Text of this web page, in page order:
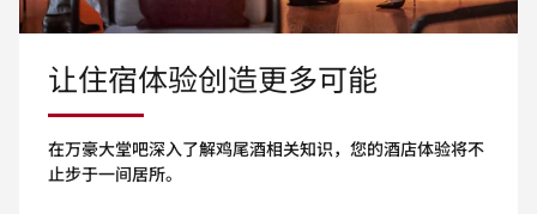
让住宿体验创造更多可能
在万豪大堂吧深入了解鸡尾酒相关知识，您的酒店体验将不
止步于一间居所。